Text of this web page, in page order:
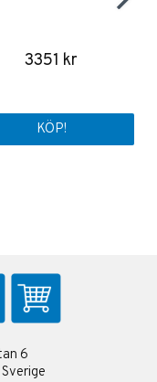
3351 kr
KÖP!
6